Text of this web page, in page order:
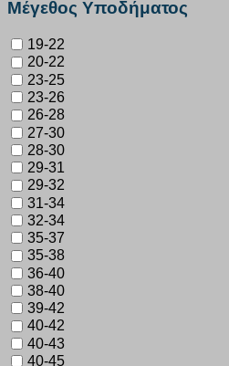
Μέγεθος Υποδήματος
19-22
20-22
23-25
23-26
26-28
27-30
28-30
29-31
29-32
31-34
32-34
35-37
35-38
36-40
38-40
39-42
40-42
40-43
40-45